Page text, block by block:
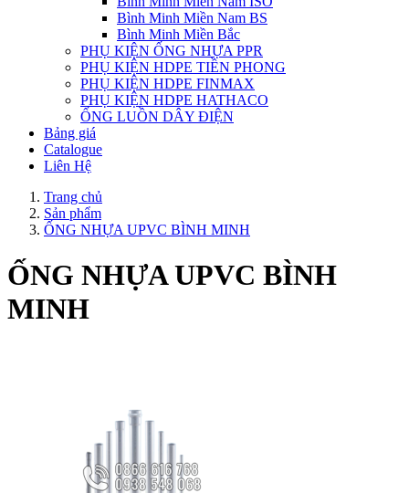
Bình Minh Miền Nam BS
Bình Minh Miền Bắc
PHỤ KIỆN ỐNG NHỰA PPR
PHỤ KIỆN HDPE TIỀN PHONG
PHỤ KIỆN HDPE FINMAX
PHỤ KIỆN HDPE HATHACO
ỐNG LUỒN DÂY ĐIỆN
Bảng giá
Catalogue
Liên Hệ
Trang chủ
Sản phẩm
ỐNG NHỰA UPVC BÌNH MINH
ỐNG NHỰA UPVC BÌNH
MINH